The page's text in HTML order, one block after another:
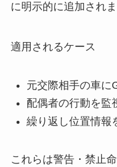
に明示的に追加されま
適用されるケース
元交際相手の車に
配偶者の行動を監
繰り返し位置情報
これらは警告・禁止